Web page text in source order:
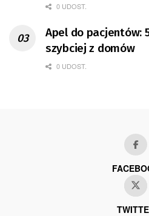
0 UDOST.
Apel do pacjentów:
szybciej z domów
0 UDOST.